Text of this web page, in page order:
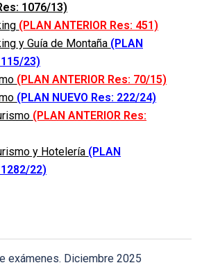
1076/13)
(PLAN ANTERIOR Res: 451)
y Guía de Montaña (PLAN
115/23)
(PLAN ANTERIOR Res: 70/15)
(PLAN NUEVO Res: 222/24)
(PLAN ANTERIOR Res:
y Hotelería (PLAN
1282/22)
exámenes. Diciembre 2025